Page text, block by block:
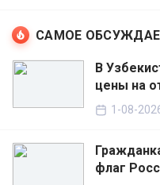
САМОЕ
В
цены на
1-08-
флаг